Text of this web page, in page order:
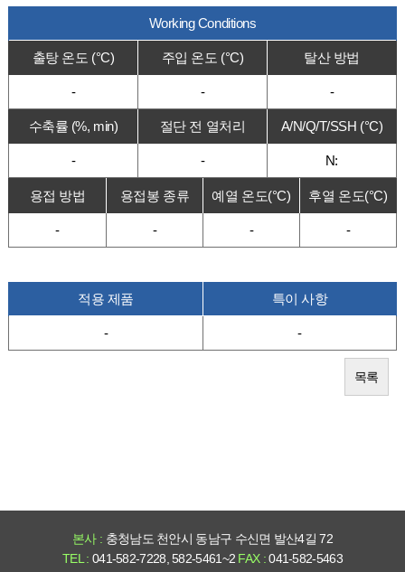
Working Conditions
출탕 온도 (°C) 주입 온도 (°C) 탈산 방법
- - -
수축률 (%, min) 절단 전 열처리 A/N/Q/T/SSH (°C)
- - N:
용접 방법 용접봉 종류 예열 온도(°C) 후열 온도(°C)
- - - -
적용 제품 특이 사항
- -
목록
본사 : 충청남도 천안시 동남구 수신면 발산4길 72
TEL : 041-582-7228, 582-5461~2 FAX :041-582-5463